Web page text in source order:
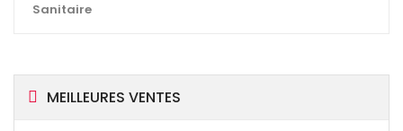
Sanitaire
MEILLEURES VENTES